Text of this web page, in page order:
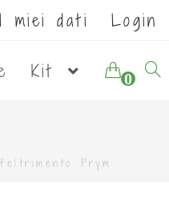
I miei dati Login
Kit 0
Prym